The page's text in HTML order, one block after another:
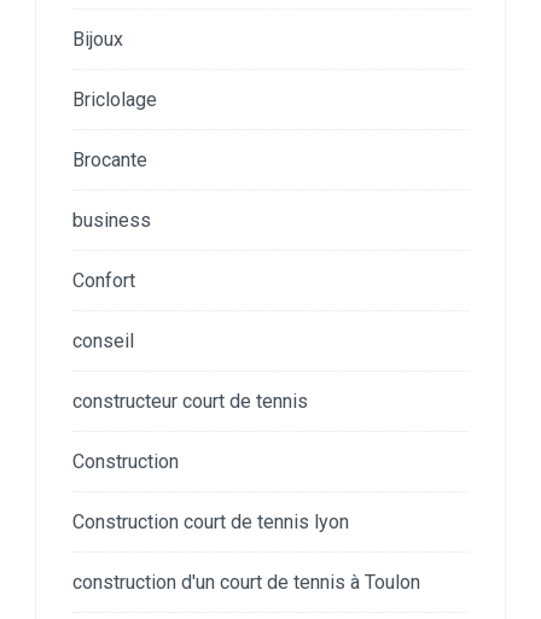
Bijoux
Briclolage
Brocante
business
Confort
conseil
constructeur court de tennis
Construction
Construction court de tennis lyon
construction d'un court de tennis à Toulon